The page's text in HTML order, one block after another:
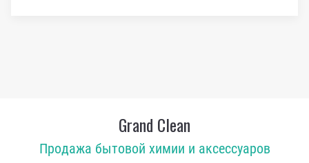
Grand Clean
Продажа бытовой химии и аксессуаров